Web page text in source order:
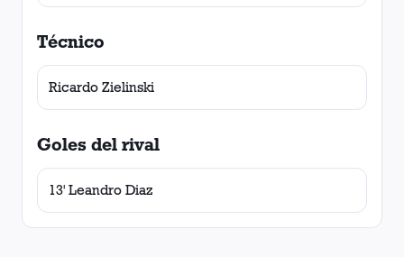
Técnico
Ricardo Zielinski
Goles del rival
13' Leandro Diaz